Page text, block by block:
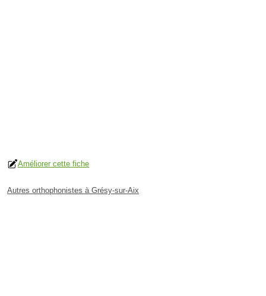
Améliorer cette fiche
Autres orthophonistes à Grésy-sur-Aix